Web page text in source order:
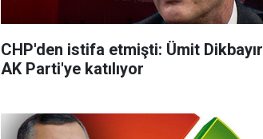
CHP'den istifa etmişti: Ümit Dikbayır
AK Parti'ye katılıyor